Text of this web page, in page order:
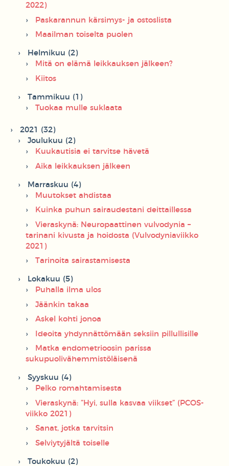
2022)
Paskarannun kärsimys- ja ostoslista
Maailman toiselta puolen
Helmikuu (2)
Mitä on elämä leikkauksen jälkeen?
Kiitos
Tammikuu (1)
Tuokaa mulle suklaata
2021 (32)
Joulukuu (2)
Kuukautisia ei tarvitse hävetä
Aika leikkauksen jälkeen
Marraskuu (4)
Muutokset ahdistaa
Kuinka puhun sairaudestani deittaillessa
Vieraskynä: Neuropaattinen vulvodynia –
tarinani kivusta ja hoidosta (Vulvodyniaviikko
2021)
Tarinoita sairastamisesta
Lokakuu (5)
Puhalla ilma ulos
Jäänkin takaa
Askel kohti jonoa
Ideoita yhdynnättömään seksiin pillullisille
Matka endometrioosin parissa
sukupuolivähemmistöläisenä
Syyskuu (4)
Pelko romahtamisesta
Vieraskynä: ”Hyi, sulla kasvaa viikset” (PCOS-
viikko 2021)
Sanat, jotka tarvitsin
Selviytyjältä toiselle
Toukokuu (2)